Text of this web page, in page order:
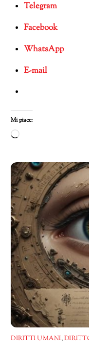
Telegram
Facebook
WhatsApp
E-mail
Mi piace:
Caricamento
corso…
DIRITTI UMANI,